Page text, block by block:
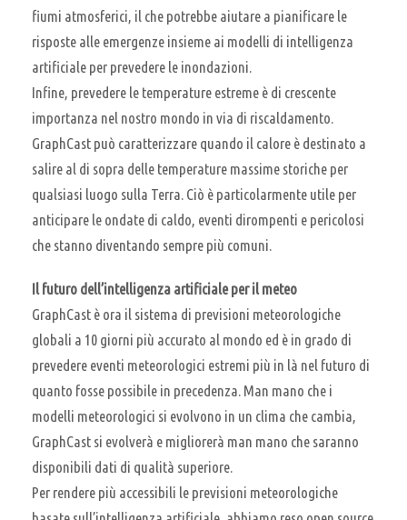
fiumi atmosferici, il che potrebbe aiutare a pianificare le
risposte alle emergenze insieme ai modelli di intelligenza
artificiale per prevedere le inondazioni.
Infine, prevedere le temperature estreme è di crescente
importanza nel nostro mondo in via di riscaldamento.
GraphCast può caratterizzare quando il calore è destinato a
salire al di sopra delle temperature massime storiche per
qualsiasi luogo sulla Terra. Ciò è particolarmente utile per
anticipare le ondate di caldo, eventi dirompenti e pericolosi
che stanno diventando sempre più comuni.
Il futuro dell’intelligenza artificiale per il meteo
GraphCast è ora il sistema di previsioni meteorologiche
globali a 10 giorni più accurato al mondo ed è in grado di
prevedere eventi meteorologici estremi più in là nel futuro di
quanto fosse possibile in precedenza. Man mano che i
modelli meteorologici si evolvono in un clima che cambia,
GraphCast si evolverà e migliorerà man mano che saranno
disponibili dati di qualità superiore.
Per rendere più accessibili le previsioni meteorologiche